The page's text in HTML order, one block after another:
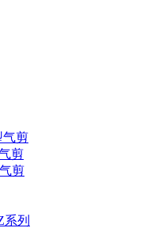
气剪
剪
剪
列